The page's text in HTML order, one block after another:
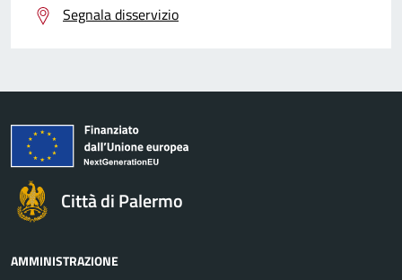
Segnala disservizio
Città di Palermo
AMMINISTRAZIONE